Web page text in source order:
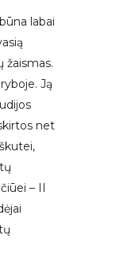
labai
žaismas.
Ją
net
– II